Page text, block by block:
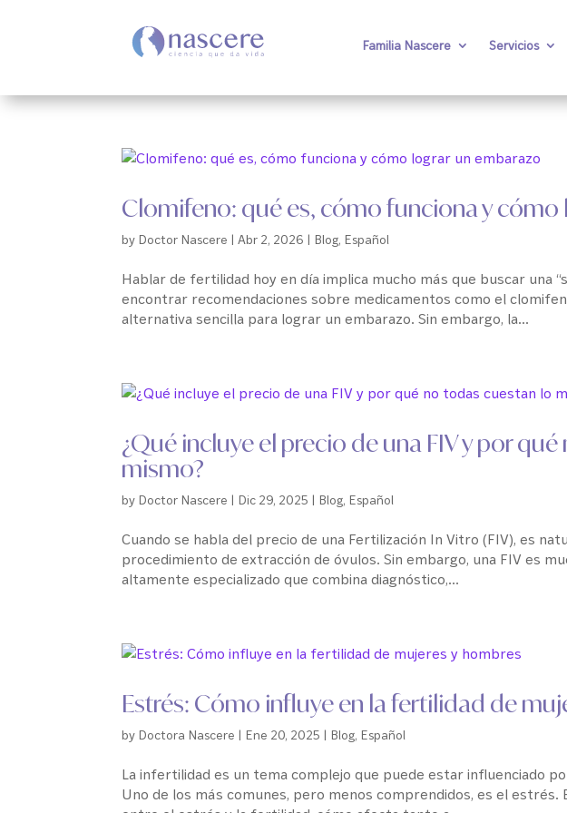
Familia Nascere Servicios
Clomifeno: qué es, cómo funciona y cómo
by Doctor Nascere |Abr 2, 2026 | Blog, Español
Hablar de fertilidad hoy en día implica mucho más que buscar una
encontrar recomendaciones sobre medicamentos como el
alternativa sencilla para lograr un embarazo. Sin embargo, la...
¿Qué incluye el precio de una FIV y por
mismo?
by Doctor Nascere | Dic 29, 2025 | Blog, Español
Cuando se habla del precio de una Fertilización In Vitro (FIV), es
procedimiento de extracción de óvulos. Sin embargo, una FIV es
altamente especializado que combina diagnóstico,...
Estrés: Cómo influye en la fertilidad de
by Doctora Nascere | Ene 20, 2025 | Blog, Español
La infertilidad es un tema complejo que puede estar influenciado
Uno de los más comunes, pero menos comprendidos, es el estrés.